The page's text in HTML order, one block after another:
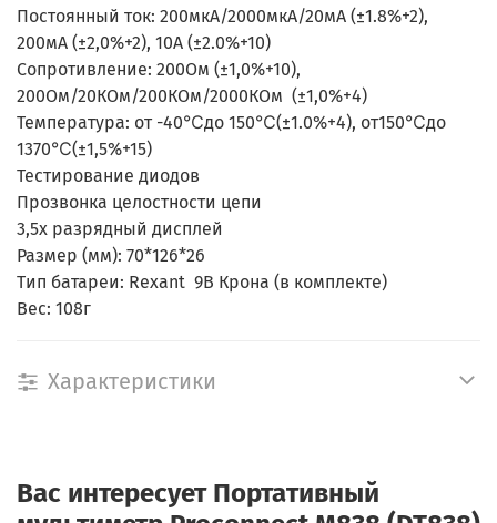
Постоянный ток: 200мкА/2000мкА/20мА (±1.8%+2),
200мА (±2,0%+2), 10A (±2.0%+10)
Сопротивление: 200Ом (±1,0%+10),
200Ом/20КОм/200КОм/2000КОм (±1,0%+4)
Температура: от -40℃до 150℃(±1.0%+4), от150℃до
1370℃(±1,5%+15)
Тестирование диодов
Прозвонка целостности цепи
3,5х разрядный дисплей
Размер (мм): 70*126*26
Тип батареи: Rexant 9В Крона (в комплекте)
Вес: 108г
Характеристики
Вас интересует Портативный